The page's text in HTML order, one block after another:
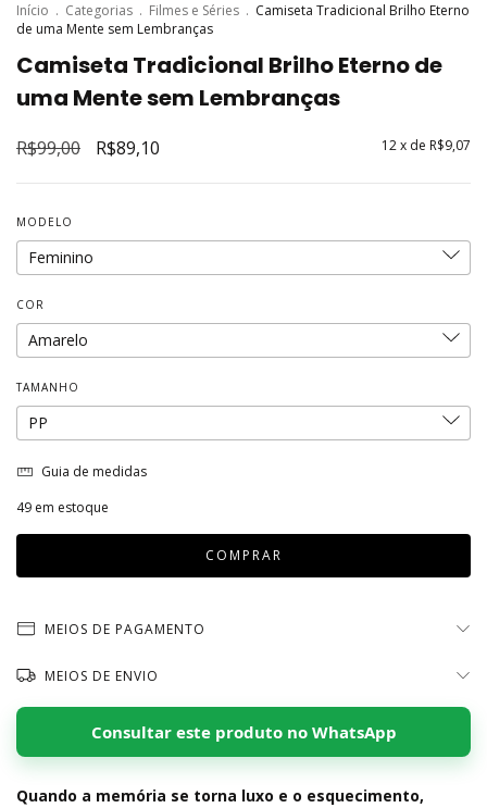
Início . Categorias . Filmes e Séries . Camiseta Tradicional Brilho Eterno
de uma Mente sem Lembranças
Camiseta Tradicional Brilho Eterno de
uma Mente sem Lembranças
R$99,00 R$89,10 12x de R$9,07
MODELO
COR
TAMANHO
Guia de medidas
49 em estoque
MEIOS DE PAGAMENTO
MEIOS DE ENVIO
Consultar este produto no WhatsApp
Quando a memória se torna luxo e o esquecimento,